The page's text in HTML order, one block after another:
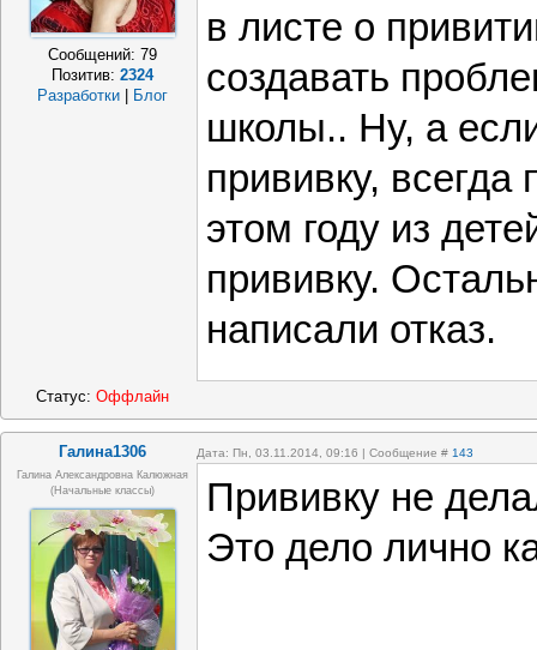
Сообщений: 79
Позитив: 2324
Разработки
Блог
в листе о
создавать
школы.. Ну, а
прививку,
этом году из
прививку.
написали отказ.
Статус: Оффлайн
Галина1306 Дата: Пн, 03.11.2014, 09:16 | Сообщение # 143
Галина Александровна Калюжная
(начальные классы)
Прививку не
Это дело лично